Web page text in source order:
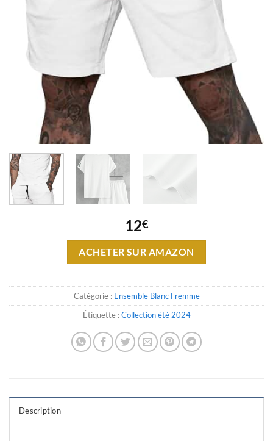
12€
ACHETER SUR AMAZON
Catégorie : Ensemble Blanc Fremme
Étiquette :Collection été 2024
Description